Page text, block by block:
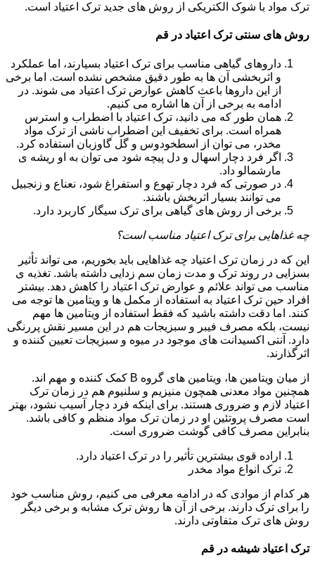
ترک مواد با شوک الکتریکی از روش های جدید ترک اعتیاد است.
روش های سنتی ترک اعتیاد در قم
داروهای گیاهی مناسب برای ترک اعتیاد بسیارند، اما عملکرد
و اثربخشی آن ها به طور دقیق مشخص نشده است. اما برخی
از این داروها باعث کاهش عوارض ترک اعتیاد می شوند. در
ادامه به برخی از آن ها اشاره می کنیم.
همان طور که می دانید، ترک اعتیاد با اضطراب و استرس
همراه است. برای تخفیف این اضطراب ناشی از ترک مواد
مخدر، می توان از اسطخودوس و گل گاوزبان استفاده کرد.
اگر فرد دچار اسهال و دل پیچه شود می توان به او ریشه ی
مارشمالو داد.
در صورتی که فرد دچار تهوع و استفراغ شود، نعناع و زنجبیل
می توانند بسیار اثربخش باشند.
برخی از روش های گیاهی برای ترک سیگار کاربرد دارد.
چه غذاهایی برای ترک اعتیاد مناسب است؟
این که در زمان ترک اعتیاد چه غذاهایی باید بخوریم، می تواند تأثیر
بسزایی در روند ترک و مدت زمان سم زدایی داشته باشد. تغذیه ی
مناسب می تواند علائم و عوارض ترک اعتیاد را کاهش دهد. بیشتر
افراد حین ترک اعتیاد به استفاده از مکمل ها و ویتامین ها توجه می
کنند. اما دقت داشته باشید که فقط استفاده از ویتامین ها مهم
نیست، بلکه مصرف فیبر و سبزیجات هم در این مسیر نقش پررنگی
دارد. آنتی اکسیدانت های موجود در میوه و سبزیجات تعیین کننده و
اثرگذارند.
از میان ویتامین ها، ویتامین های گروه B کمک کننده و مهم اند.
همچنین مواد معدنی همچون منیزیم و سلنیوم هم در زمان ترک
اعتیاد لازم و ضروری هستند. برای اینکه فرد دچار آسیب نشود، بهتر
است مصرف پروتئین او در زمان ترک مواد منظم و کافی باشد.
بنابراین مصرف کافی گوشت ضروری است.
اراده قوی بیشترین تأثیر را در ترک اعتیاد دارد.
ترک انواع مواد مخدر
هر کدام از موادی که در ادامه معرفی می کنیم، روش مناسب خود
را برای ترک دارند. برخی از آن ها روش ترک مشابه و برخی دیگر
روش های ترک متفاوتی دارند.
ترک اعتیاد شیشه در قم